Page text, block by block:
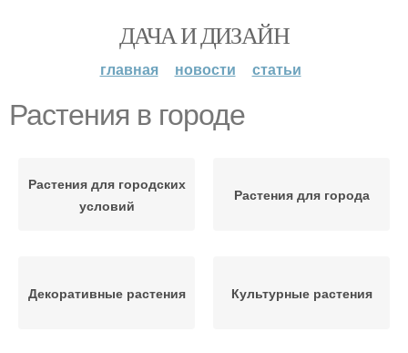
ДАЧА И ДИЗАЙН
главная новости статьи
Растения в городе
Растения для городских
условий
Растения для города
Декоративные растения Культурные растения